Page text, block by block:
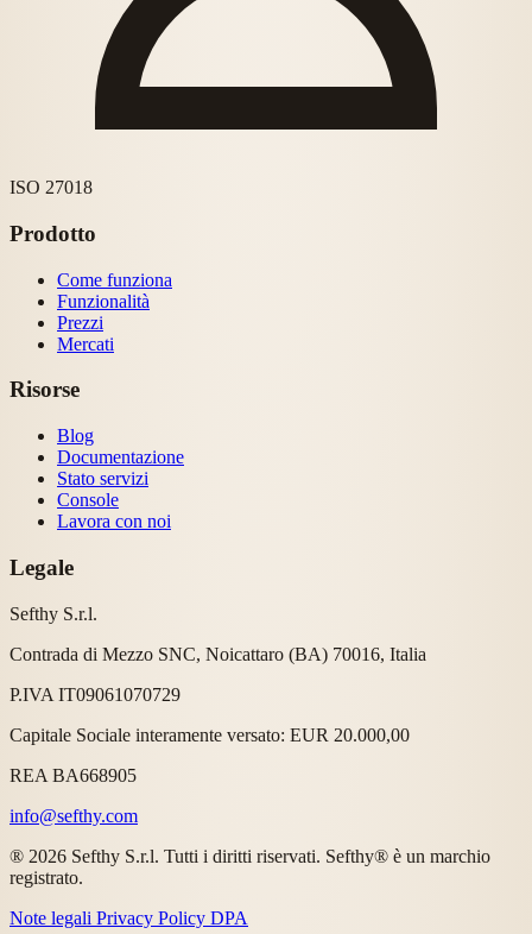
ISO 27018
Prodotto
Come funziona
Funzionalità
Prezzi
Mercati
Risorse
Blog
Documentazione
Stato servizi
Console
Lavora con noi
Legale
Sefthy S.r.l.
Contrada di Mezzo SNC, Noicattaro (BA) 70016, Italia
P.IVA IT09061070729
Capitale Sociale interamente versato: EUR 20.000,00
REA BA668905
info@sefthy.com
® 2026 Sefthy S.r.l. Tutti i diritti riservati. Sefthy® è un marchio
registrato.
Note legali Privacy Policy DPA